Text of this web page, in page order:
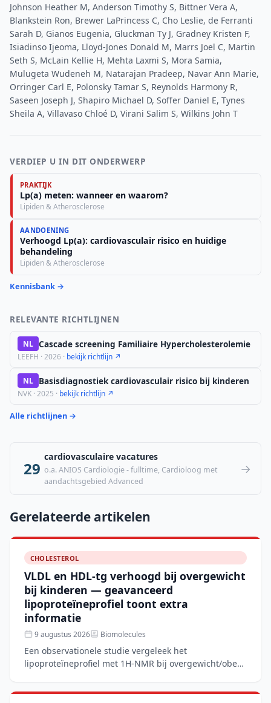
Johnson Heather M, Anderson Timothy S, Bittner Vera A,
Blankstein Ron, Brewer LaPrincess C, Cho Leslie, de Ferranti
Sarah D, Gianos Eugenia, Gluckman Ty J, Gradney Kristen F,
Isiadinso Ijeoma, Lloyd-Jones Donald M, Marrs Joel C, Martin
Seth S, McLain Kellie H, Mehta Laxmi S, Mora Samia,
Mulugeta Wudeneh M, Natarajan Pradeep, Navar Ann Marie,
Orringer Carl E, Polonsky Tamar S, Reynolds Harmony R,
Saseen Joseph J, Shapiro Michael D, Soffer Daniel E, Tynes
Sheila A, Villavaso Chloé D, Virani Salim S, Wilkins John T
VERDIEP U IN DIT ONDERWERP
PRAKTIJK
Lp(a) meten: wanneer en waarom?
Lipiden & Atherosclerose
AANDOENING
Verhoogd Lp(a): cardiovasculair risico en huidige
behandeling
Lipiden & Atherosclerose
Kennisbank →
RELEVANTE RICHTLIJNEN
NL Cascade screening Familiaire Hypercholesterolemie
LEEFH · 2026 · bekijk richtlijn ↗
NL Basisdiagnostiek cardiovasculair risico bij kinderen
NVK · 2025 · bekijk richtlijn ↗
Alle richtlijnen →
29
cardiovasculaire vacatures
o.a. ANIOS Cardiologie - fulltime, Cardioloog met
aandachtsgebied Advanced
→
Gerelateerde artikelen
CHOLESTEROL
VLDL en HDL-tg verhoogd bij overgewicht
bij kinderen — geavanceerd
lipoproteïneprofiel toont extra
informatie
9 augustus 2026 Biomolecules
Een observationele studie vergeleek het
lipoproteïneprofiel met 1H-NMR bij overgewicht/obese